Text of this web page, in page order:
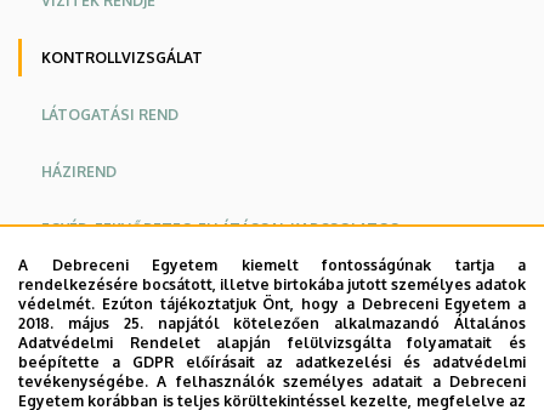
A Debreceni Egyetem kiemelt fontosságúnak tartja a
rendelkezésére bocsátott, illetve birtokába jutott személyes adatok
védelmét. Ezúton tájékoztatjuk Önt, hogy a Debreceni Egyetem a
2018. május 25. napjától kötelezően alkalmazandó Általános
Adatvédelmi Rendelet alapján felülvizsgálta folyamatait és
beépítette a GDPR előírásait az adatkezelési és adatvédelmi
tevékenységébe. A felhasználók személyes adatait a Debreceni
Egyetem korábban is teljes körültekintéssel kezelte, megfelelve az
KONTROLLVIZSGÁLAT
LÁTOGATÁSI REND
HÁZIREND
EGYÉB, FEKVŐBETEG-ELLÁTÁSSAL KAPCSOLATOS
ORVOSOK
Oldalmenü
KK
Oldalmenü
KK
A beteget kontrollvizsgálatra a szakorvos rendeli vissza